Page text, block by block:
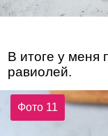
В итоге у меня
равиолей.
Фото 11